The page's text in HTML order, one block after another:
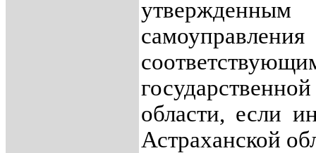
области, если
Астраханской